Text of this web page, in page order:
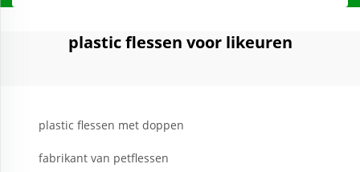
plastic flessen voor likeuren
plastic flessen met doppen
fabrikant van petflessen